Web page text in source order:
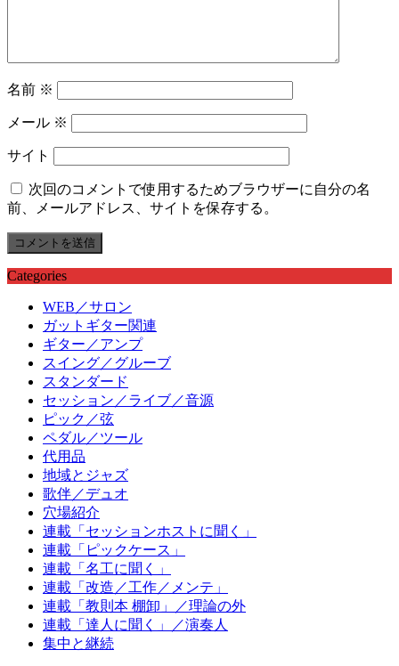
名前 ※
メール ※
サイト
次回のコメントで使用するためブラウザーに自分の名
前、メールアドレス、サイトを保存する。
Categories
WEB／サロン
ガットギター関連
ギター／アンプ
スイング／グルーブ
スタンダード
セッション／ライブ／音源
ピック／弦
ペダル／ツール
代用品
地域とジャズ
歌伴／デュオ
穴場紹介
連載「セッションホストに聞く」
連載「ピックケース」
連載「名工に聞く」
連載「改造／工作／メンテ」
連載「教則本 棚卸」／理論の外
連載「達人に聞く」／演奏人
集中と継続